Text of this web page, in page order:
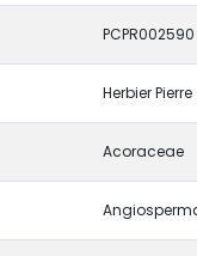
PCPR002590
Herbier
Acoraceae